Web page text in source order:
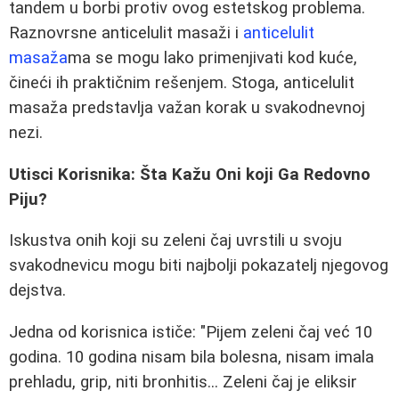
tandem u borbi protiv ovog estetskog problema.
Raznovrsne anticelulit masaži i anticelulit
masažama se mogu lako primenjivati kod kuće,
čineći ih praktičnim rešenjem. Stoga, anticelulit
masaža predstavlja važan korak u svakodnevnoj
nezi.
Utisci Korisnika: Šta Kažu Oni koji Ga Redovno
Piju?
Iskustva onih koji su zeleni čaj uvrstili u svoju
svakodnevicu mogu biti najbolji pokazatelj njegovog
dejstva.
Jedna od korisnica ističe: "Pijem zeleni čaj već 10
godina. 10 godina nisam bila bolesna, nisam imala
prehladu, grip, niti bronhitis... Zeleni čaj je eliksir